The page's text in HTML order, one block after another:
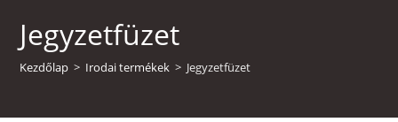
Jegyzetfüzet
Kezdőlap > Irodai termékek > Jegyzetfüzet